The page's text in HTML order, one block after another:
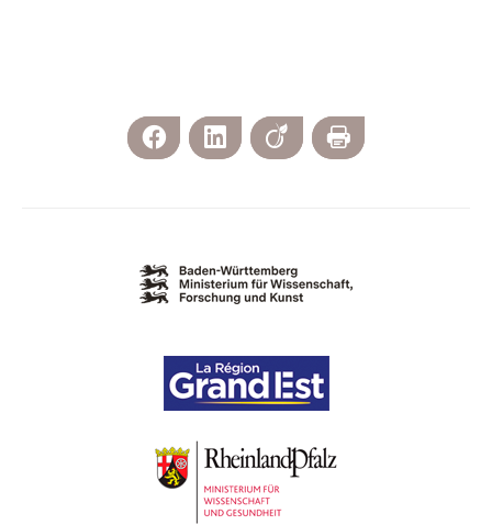
Facebook LinkedIn Viadeo